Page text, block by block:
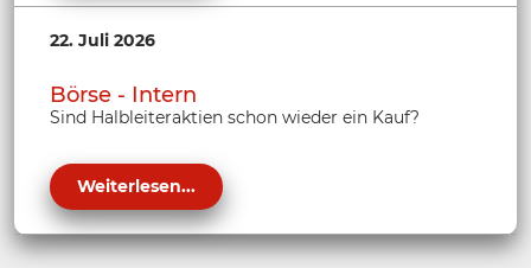
22. Juli 2026
Börse - Intern
Sind Halbleiteraktien schon wieder ein Kauf?
Weiterlesen...